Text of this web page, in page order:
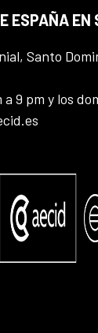
ESPAÑA EN
Santo
9 pm y los